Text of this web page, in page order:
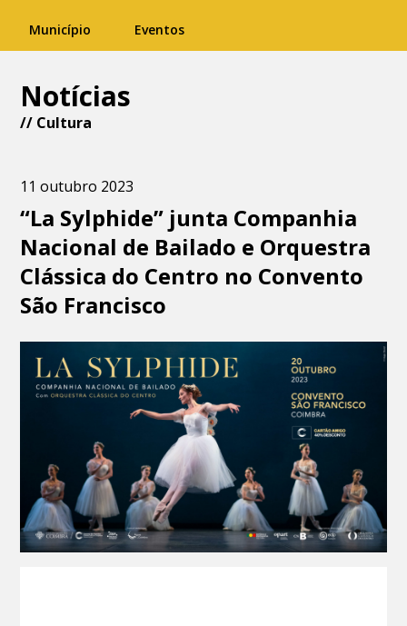
Município Eventos
Notícias
// Cultura
11 outubro 2023
“La Sylphide” junta Companhia
Nacional de Bailado e Orquestra
Clássica do Centro no Convento
São Francisco